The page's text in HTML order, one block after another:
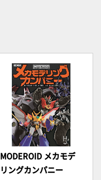
MODEROID メカモデ
リングカンパニー